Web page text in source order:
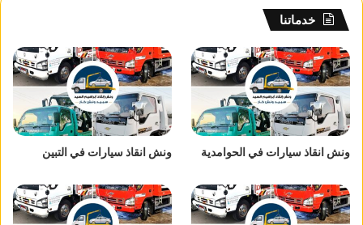
خدماتنا
ونش انقاذ سيارات في الحوامدية ونش انقاذ سيارات في التبين